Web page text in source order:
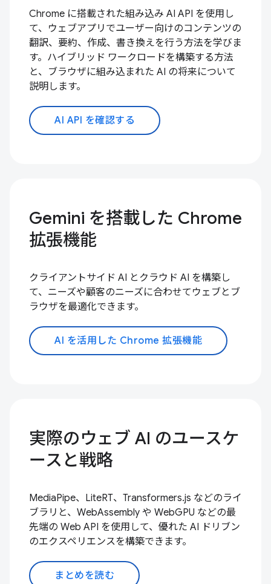
Chrome に搭載された組み込み AI API を使用し
て、ウェブアプリでユーザー向けのコンテンツの
翻訳、要約、作成、書き換えを行う方法を学びま
す。ハイブリッド ワークロードを構築する方法
と、ブラウザに組み込まれた AI の将来について
説明します。
AI API を確認する
Gemini を搭載した Chrome
拡張機能
クライアントサイド AI とクラウド AI を構築し
て、ニーズや顧客のニーズに合わせてウェブとブ
ラウザを最適化できます。
AI を活用した Chrome 拡張機能
実際のウェブ AI のユースケ
ースと戦略
MediaPipe、LiteRT、Transformers.js などのライ
ブラリと、WebAssembly や WebGPU などの最
先端の Web API を使用して、優れた AI ドリブン
のエクスペリエンスを構築できます。
まとめを読む